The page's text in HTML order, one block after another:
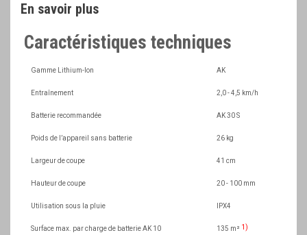
En savoir plus
Caractéristiques techniques
Gamme Lithium-Ion AK
Entraînement 2,0 - 4,5 km/h
Batterie recommandée AK 30 S
Poids de l’appareil sans batterie 26 kg
Largeur de coupe 41 cm
Hauteur de coupe 20 - 100 mm
Utilisation sous la pluie IPX4
Surface max. par charge de batterie AK 10 135 m² 1)